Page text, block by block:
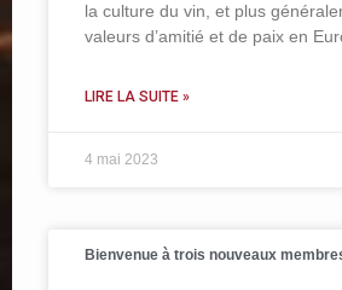
la culture du vin, et plus
valeurs d’amitié et de paix en
LIRE LA SUITE »
4 mai 2023
Bienvenue à trois nouveaux